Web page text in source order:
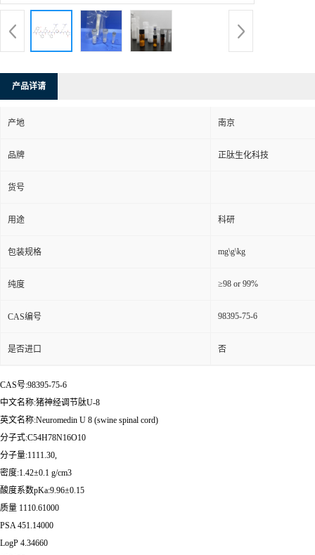
产品详请
产地 南京
品牌 正肽生化科技
货号
用途 科研
包装规格 mg\g\kg
纯度 ≥98 or 99%
CAS编号 98395-75-6
是否进口 否
CAS号:98395-75-6
中文名称:猪神经调节肽U-8
英文名称:Neuromedin U 8 (swine spinal cord)
分子式:C54H78N16O10
分子量:1111.30,
密度:1.42±0.1 g/cm3
酸度系数pKa:9.96±0.15
质量 1110.61000
PSA 451.14000
LogP 4.34660